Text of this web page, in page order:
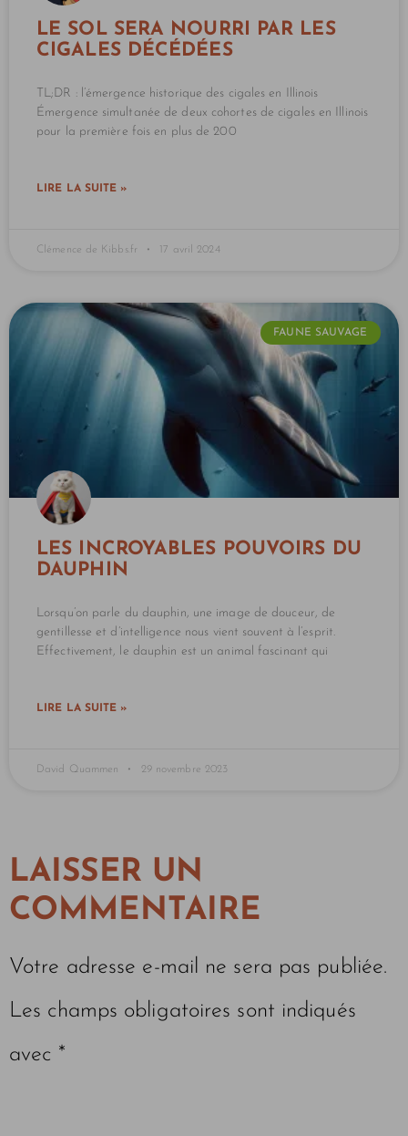
LE SOL SERA NOURRI PAR LES
CIGALES DÉCÉDÉES
TL;DR : l’émergence historique des cigales en Illinois
Émergence simultanée de deux cohortes de cigales en Illinois
pour la première fois en plus de 200
LIRE LA SUITE »
Clémence de Kibbs.fr 17 avril 2024
FAUNE SAUVAGE
LES INCROYABLES POUVOIRS DU
DAUPHIN
Lorsqu’on parle du dauphin, une image de douceur, de
gentillesse et d’intelligence nous vient souvent à l’esprit.
Effectivement, le dauphin est un animal fascinant qui
LIRE LA SUITE »
David Quammen 29 novembre 2023
LAISSER UN
COMMENTAIRE
Votre adresse e-mail ne sera pas publiée.
Les champs obligatoires sont indiqués
avec *